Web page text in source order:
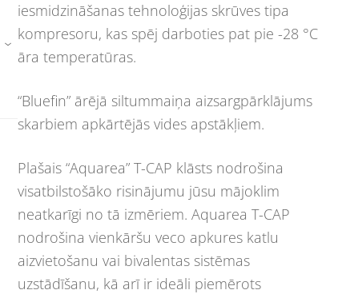
›
iesmidzināšanas tehnoloģijas skrūves tipa
kompresoru, kas spēj darboties pat pie -28 °C
āra temperatūras.
“Bluefin” ārējā siltummaiņa aizsargpārklājums
skarbiem apkārtējās vides apstākļiem.
Plašais “Aquarea” T-CAP klāsts nodrošina
visatbilstošāko risinājumu jūsu mājoklim
neatkarīgi no tā izmēriem. Aquarea T-CAP
nodrošina vienkāršu veco apkures katlu
aizvietošanu vai bivalentas sistēmas
uzstādīšanu, kā arī ir ideāli piemērots